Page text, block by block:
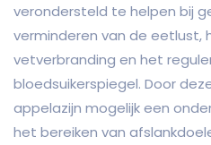
verondersteld te helpen bij
verminderen van de eetlust,
vetverbranding en het
bloedsuikerspiegel. Door
appelazijn mogelijk een
het bereiken van